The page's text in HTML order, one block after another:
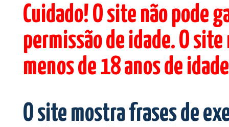
Cuidado! O site não pode
permissão de idade. O
menos de 18 anos de
O site mostra frases de